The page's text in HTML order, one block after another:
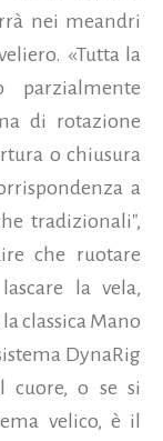
nei meandri
«Tutta la
parzialmente
di rotazione
o chiusura
a
tradizionali",
che ruotare
la vela,
classica Mano
DynaRig
cuore, o se si
velico, è il